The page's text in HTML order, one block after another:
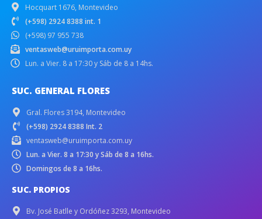
Hocquart 1676, Montevideo
(+598) 2924 8388 int. 1
(+598) 97 955 738
ventasweb@uruimporta.com.uy
Lun. a Vier. 8 a 17:30 y Sáb de 8 a 14hs.
SUC. GENERAL FLORES
Gral. Flores 3194, Montevideo
(+598) 2924 8388 Int. 2
ventasweb@uruimporta.com.uy
Lun. a Vier. 8 a 17:30 y Sáb de 8 a 16hs.
Domingos de 8 a 16hs.
SUC. PROPIOS
Bv. José Batlle y Ordóñez 3293, Montevideo